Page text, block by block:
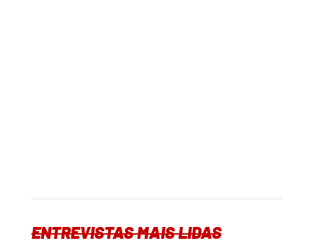
ENTREVISTAS MAIS LIDAS